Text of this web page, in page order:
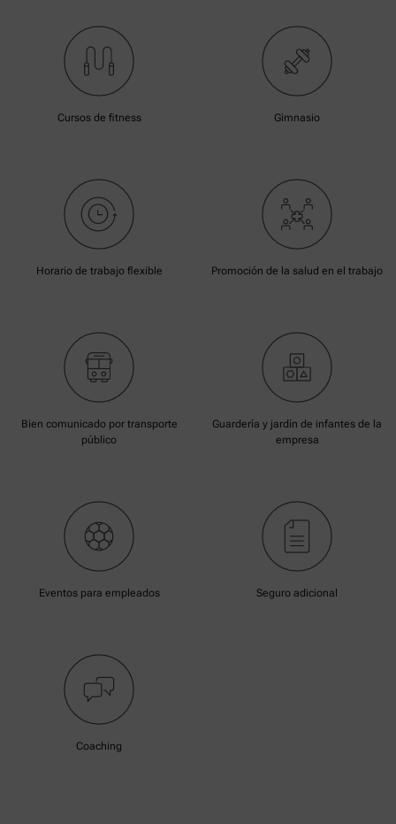
Cursos de fitness Gimnasio
Horario de trabajo flexible Promoción de la salud en el trabajo
Bien comunicado por transporte
público
Guardería y jardín de infantes de la
empresa
Eventos para empleados Seguro adicional
Coaching